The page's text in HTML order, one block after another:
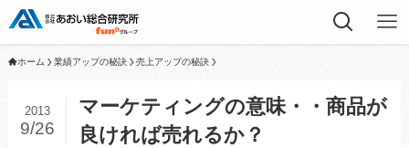
ホーム 業績アップの秘訣 売上アップの秘訣
マーケティングの意味・・商品が
良ければ売れるか？
2013
9/26